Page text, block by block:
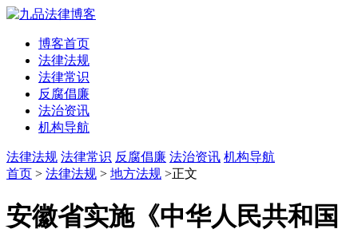
博客首页
法律法规
法律常识
反腐倡廉
法治资讯
机构导航
法律法规 法律常识 反腐倡廉 法治资讯 机构导航
首页 > 法律法规 > 地方法规 >正文
安徽省实施《中华人民共和国